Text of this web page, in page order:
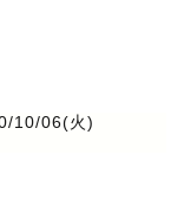
10/06(火)